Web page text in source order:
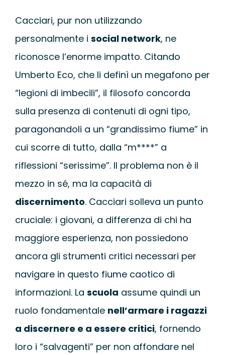
Cacciari, pur non utilizzando
personalmente i social network, ne
riconosce l’enorme impatto. Citando
Umberto Eco, che li definì un megafono per
“legioni di imbecili”, il filosofo concorda
sulla presenza di contenuti di ogni tipo,
paragonandoli a un “grandissimo fiume” in
cui scorre di tutto, dalla “m****” a
riflessioni “serissime”. Il problema non è il
mezzo in sé, ma la capacità di
discernimento. Cacciari solleva un punto
cruciale: i giovani, a differenza di chi ha
maggiore esperienza, non possiedono
ancora gli strumenti critici necessari per
navigare in questo fiume caotico di
informazioni. La scuola assume quindi un
ruolo fondamentale nell’armare i ragazzi
a discernere e a essere critici, fornendo
loro i “salvagenti” per non affondare nel